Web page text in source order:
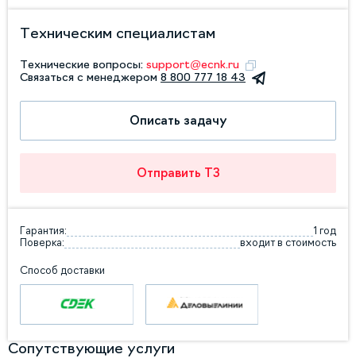
Техническим специалистам
Технические вопросы: support@ecnk.ru
Связаться с менеджером 8 800 777 18 43
Описать задачу
Отправить ТЗ
Гарантия:
1 год
Поверка:
входит в стоимость
Способ доставки
Сопутствующие услуги